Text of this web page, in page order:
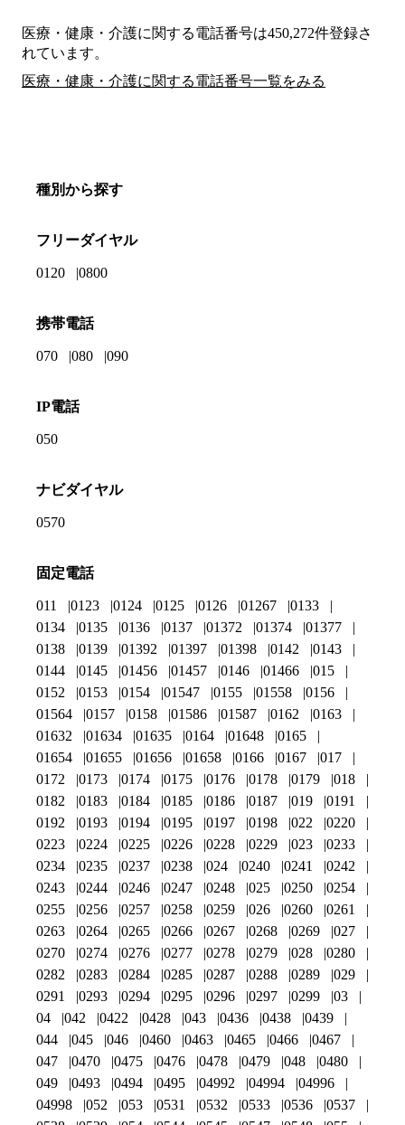
医療・健康・介護に関する電話番号は450,272件登録さ
れています。
医療・健康・介護に関する電話番号一覧をみる
種別から探す
フリーダイヤル
0120 0800
携帯電話
070 080 090
IP電話
050
ナビダイヤル
0570
固定電話
011 0123 0124 0125 0126 01267
0133
0134
0135 0136 0137 01372 01374
01377
0138
0139 01392 01397 01398 0142
0143
0144
0145 01456 01457 0146 01466
015
0152
0153 0154 01547 0155 01558
0156
01564
0157 0158 01586 01587 0162
0163
01632
01634 01635 0164 01648
0165
01654
01655 01656 01658 0166 0167
017
0172
0173 0174 0175 0176 0178 0179
018
0182
0183 0184 0185 0186 0187 019
0191
0192
0193 0194 0195 0197 0198 022
0220
0223
0224 0225 0226 0228 0229 023
0233
0234
0235 0237 0238 024 0240 0241
0242
0243
0244 0246 0247 0248 025 0250
0254
0255
0256 0257 0258 0259 026 0260
0261
0263
0264 0265 0266 0267 0268 0269
027
0270
0274 0276 0277 0278 0279 028
0280
0282
0283 0284 0285 0287 0288 0289
029
0291
0293 0294 0295 0296 0297 0299
03
04
042 0422 0428 043 0436 0438
0439
044
045 046 0460 0463 0465 0466
0467
047
0470 0475 0476 0478 0479 048
0480
049
0493 0494 0495 04992 04994
04996
04998
052 053 0531 0532 0533 0536
0537